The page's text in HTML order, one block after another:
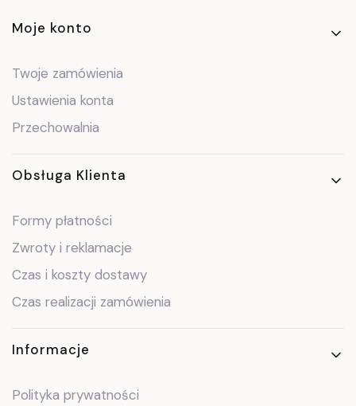
Linki w stopce
Moje konto
Twoje zamówienia
Ustawienia konta
Przechowalnia
Obsługa Klienta
Formy płatności
Zwroty i reklamacje
Czas i koszty dostawy
Czas realizacji zamówienia
Informacje
Polityka prywatności